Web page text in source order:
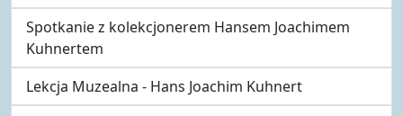
Spotkanie z kolekcjonerem Hansem Joachimem
Kuhnertem
Lekcja Muzealna - Hans Joachim Kuhnert